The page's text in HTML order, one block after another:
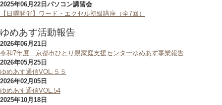
2025年06月22日 パソコン講習会
【日曜開催】ワード・エクセル初級講座（全7回）
ゆめあす活動報告
2026年06月21日
令和7年度 京都市ひとり親家庭支援センターゆめあす事業報告
2026年05月25日
ゆめあす通信VOL.５５
2026年02月05日
ゆめあす通信VOL.54
2025年10月18日